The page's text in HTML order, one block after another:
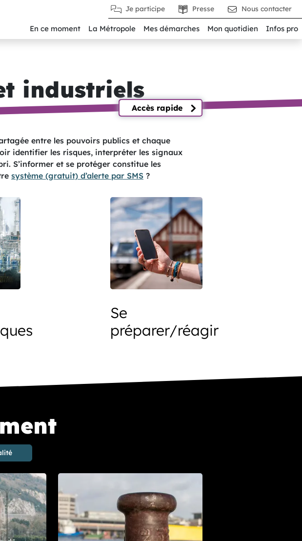
Je participe Presse Nous contacter
En ce moment La Métropole Mes démarches Mon quotidien Infos pro
industriels
Accès rapide
entre les pouvoirs publics et chaque
identifier les risques, interpréter les signaux
S’informer et se protéger constitue les
système (gratuit) d’alerte par SMS ?
Se
préparer/réagir